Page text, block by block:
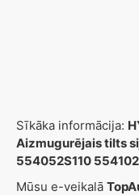
Sīkāka informācija:
Aizmugurējais tilts
554052S110
Mūsu e-veikalā